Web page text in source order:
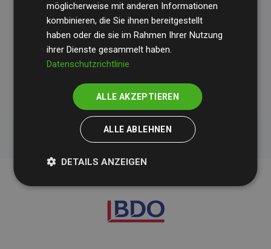
here.
Websites Supporting Climate Projects initiative
möglicherweise mit anderen Informationen
kombinieren, die Sie ihnen bereitgestellt
haben oder die sie im Rahmen Ihrer Nutzung
ihrer Dienste gesammelt haben.
Datenschutzrichtlinie
ALLE AKZEPTIEREN
ALLE ABLEHNEN
DETAILS ANZEIGEN